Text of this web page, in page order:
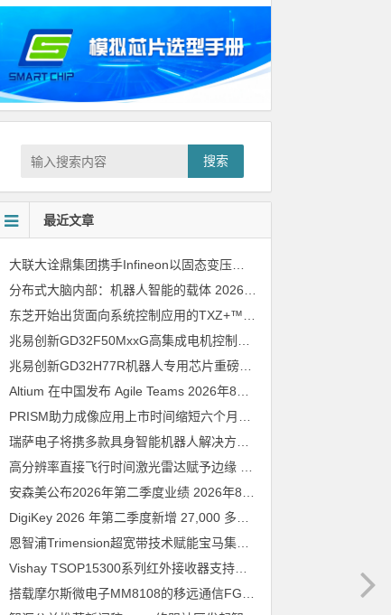
搜索
最近文章
大联大诠鼎集团携手Infineon以固态变压器重构配电效率新标杆
分布式大脑内部：机器人智能的载体 2026年8月6日
兆易创新GD32H77R机器人专用芯片重磅亮相，精准赋能伺服驱动与关节控制
Altium 在中国发布 Agile Teams 2026年8月6日
安森美公布2026年第二季度业绩 2026年8月6日
恩智浦Trimension超宽带技术赋能宝马集团Digital Key Plus及生命体存在检测功能
Vishay TSOP15300系列红外接收器支持所有主流遥控代码